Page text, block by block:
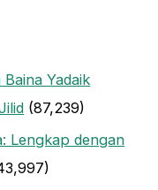
Yadaik
(87,239)
Lengkap dengan